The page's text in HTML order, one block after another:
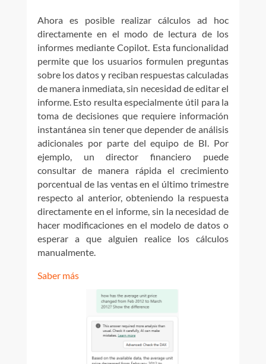
Ahora es posible realizar cálculos ad hoc
directamente en el modo de lectura de los
informes mediante Copilot. Esta funcionalidad
permite que los usuarios formulen preguntas
sobre los datos y reciban respuestas calculadas
de manera inmediata, sin necesidad de editar el
informe. Esto resulta especialmente útil para la
toma de decisiones que requiere información
instantánea sin tener que depender de análisis
adicionales por parte del equipo de BI. Por
ejemplo, un director financiero puede
consultar de manera rápida el crecimiento
porcentual de las ventas en el último trimestre
respecto al anterior, obteniendo la respuesta
directamente en el informe, sin la necesidad de
hacer modificaciones en el modelo de datos o
esperar a que alguien realice los cálculos
manualmente.
Saber más